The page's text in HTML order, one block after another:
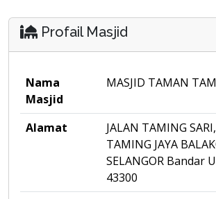
Profail Masjid
Nama
Masjid
MASJID TAMAN
Alamat
JALAN TAMING
TAMING JAYA
SELANGOR Bandar
43300